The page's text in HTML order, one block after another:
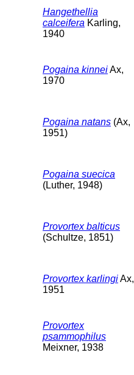
Hangethellia
calceifera Karling,
1940
Pogaina kinneiAx,
1970
Pogaina natans (Ax,
1951)
Pogaina suecica
(Luther, 1948)
Provortex balticus
(Schultze, 1851)
Provortex karlingiAx,
1951
Provortex
psammophilus
Meixner, 1938